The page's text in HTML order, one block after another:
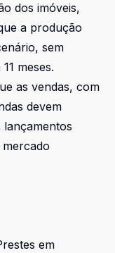
dos imóveis,
a produção
sem
meses.
as vendas, com
devem
em